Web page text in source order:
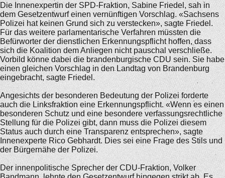
Die Innenexpertin der SPD-Fraktion, Sabine Friedel, sah in
dem Gesetzentwurf einen vernünftigen Vorschlag. «Sachsens
Polizei hat keinen Grund sich zu verstecken», sagte Friedel.
Für das weitere parlamentarische Verfahren müssten die
Befürworter der dienstlichen Erkennungspflicht hoffen, dass
sich die Koalition dem Anliegen nicht pauschal verschließe.
Vorbild könne dabei die brandenburgische CDU sein. Sie habe
einen gleichen Vorschlag in den Landtag von Brandenburg
eingebracht, sagte Friedel.
Angesichts der besonderen Bedeutung der Polizei forderte
auch die Linksfraktion eine Erkennungspflicht. «Wenn es einen
besonderen Schutz und eine besondere verfassungsrechtliche
Stellung für die Polizei gibt, dann muss die Polizei diesem
Status auch durch eine Transparenz entsprechen», sagte
Innenexperte Rico Gebhardt. Dies sei eine Frage des Stils und
der Bürgernähe der Polizei.
Der innenpolitische Sprecher der CDU-Fraktion, Volker